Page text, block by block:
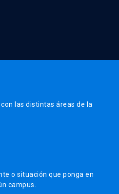
las distintas áreas de la
o situación que ponga en
campus.